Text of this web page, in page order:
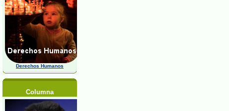
Derechos Humanos
Columna